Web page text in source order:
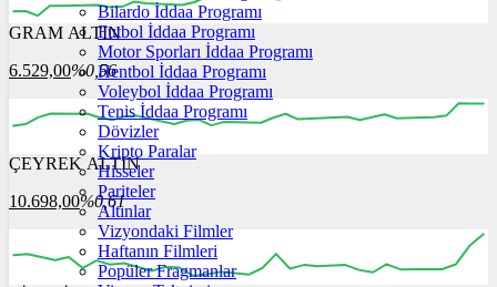
00:00 00:00 00:00 00:00
GRAM ALTIN
6.529,00%0,56
00:00
ÇEYREK ALTIN
10.698,00%0,61
Bilardo İddaa Programı
Futbol İddaa Programı
Motor Sporları İddaa Programı
Hentbol İddaa Programı
Voleybol İddaa Programı
Tenis İddaa Programı
Dövizler
Kripto Paralar
Hisseler
Pariteler
Altınlar
Vizyondaki Filmler
Haftanın Filmleri
Popüler Fragmanlar